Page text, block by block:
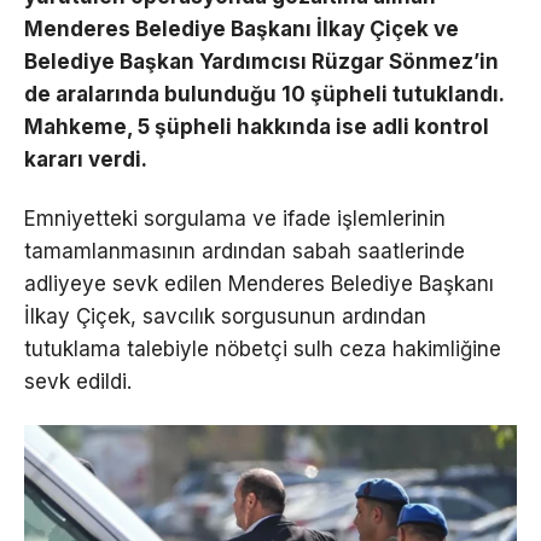
Menderes Belediye Başkanı İlkay Çiçek ve
Belediye Başkan Yardımcısı Rüzgar Sönmez’in
de aralarında bulunduğu 10 şüpheli tutuklandı.
Mahkeme, 5 şüpheli hakkında ise adli kontrol
kararı verdi.
Emniyetteki sorgulama ve ifade işlemlerinin
tamamlanmasının ardından sabah saatlerinde
adliyeye sevk edilen Menderes Belediye Başkanı
İlkay Çiçek, savcılık sorgusunun ardından
tutuklama talebiyle nöbetçi sulh ceza hakimliğine
sevk edildi.